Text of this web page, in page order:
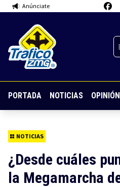
Anúnciate
PORTADA NOTICIAS OPINIÓN
NOTICIAS
¿Desde cuáles
la Megamarcha